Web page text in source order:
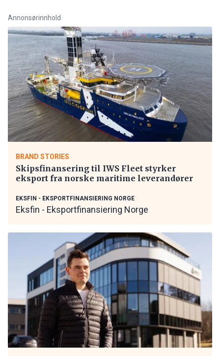
Annonsørinnhold
BRAND STORIES
Skipsfinansering til IWS Fleet styrker
eksport fra norske maritime leverandører
EKSFIN - EKSPORTFINANSIERING NORGE
Eksfin - Eksportfinansiering Norge